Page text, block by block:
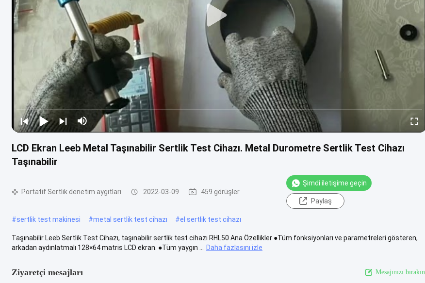
LCD Ekran Leeb Metal Taşınabilir Sertlik Test Cihazı. Metal Durometre Sertlik Test Cihazı
Taşınabilir
Portatif Sertlik denetim aygıtları 2022-03-09 459 görüşler
Şimdi iletişime geçin
Paylaş
#sertlik test makinesi #metal sertlik test cihazı #el sertlik test cihazı
Taşınabilir Leeb Sertlik Test Cihazı, taşınabilir sertlik test cihazı RHL50 Ana Özellikler ●Tüm fonksiyonları ve parametreleri gösteren,
arkadan aydınlatmalı 128×64 matris LCD ekran. ●Tüm yaygın ...
Daha fazlasını izle
Ziyaretçi mesajları Mesajınızı bırakın.